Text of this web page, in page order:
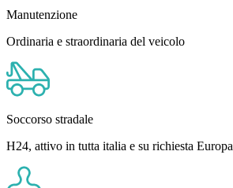
Manutenzione
Ordinaria e straordinaria del veicolo
Soccorso stradale
H24, attivo in tutta italia e su richiesta Europa